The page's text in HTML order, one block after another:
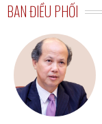
BAN ĐIỀU PHỐI